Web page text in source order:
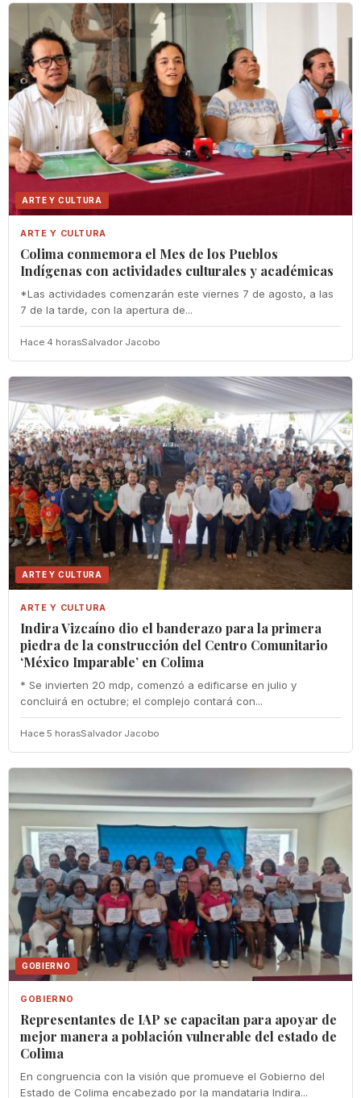
ARTE Y CULTURA
ARTE Y CULTURA
Colima conmemora el Mes de los Pueblos
Indígenas con actividades culturales y académicas
*Las actividades comenzarán este viernes 7 de agosto, a las
7 de la tarde, con la apertura de...
Hace 4 horasSalvador Jacobo
ARTE Y CULTURA
ARTE Y CULTURA
Indira Vizcaíno dio el banderazo para la primera
piedra de la construcción del Centro Comunitario
‘México Imparable’ en Colima
* Se invierten 20 mdp, comenzó a edificarse en julio y
concluirá en octubre; el complejo contará con...
Hace 5 horasSalvador Jacobo
GOBIERNO
GOBIERNO
Representantes de IAP se capacitan para apoyar de
mejor manera a población vulnerable del estado de
Colima
En congruencia con la visión que promueve el Gobierno del
Estado de Colima encabezado por la mandataria Indira...